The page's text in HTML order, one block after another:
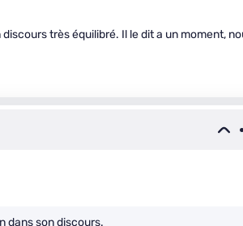
très équilibré. Il le dit a un moment,
dans son discours.